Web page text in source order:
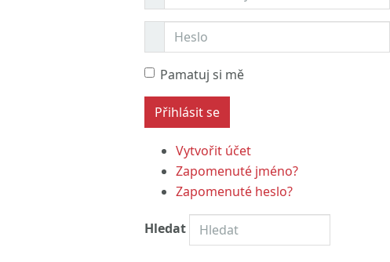
Pamatuj si mě
Vytvořit účet
Zapomenuté jméno?
Zapomenuté heslo?
Hledat